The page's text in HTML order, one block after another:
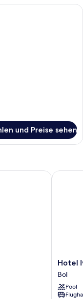
mit einem Bett,
und Preise sehen
Hotel
Ivan
Bol
Hotel
Bol
Pool
Hotel